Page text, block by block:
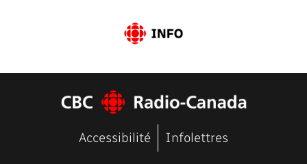
Accessibilité Infolettres